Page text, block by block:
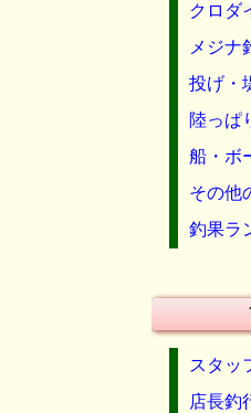
クロダ
メジナ
投げ・
陸っぱ
船・ボ
その他
釣果ラ
スタッ
店長釣